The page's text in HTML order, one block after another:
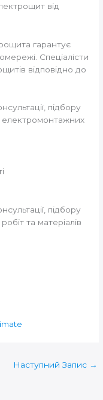
від
гарантує
Спеціалісти
відповідно до
підбору
електромонтажних
підбору
та матеріалів
Наступний Запис →